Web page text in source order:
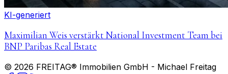
KI-generiert
Maximilian Weis verstärkt National Investment Team bei
BNP Paribas Real Estate
© 2026 FREITAG® Immobilien GmbH - Michael Freitag